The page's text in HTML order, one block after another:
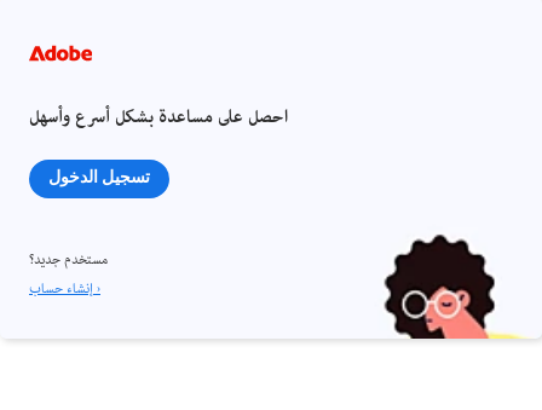
احصل على مساعدة بشكل أسرع وأسهل
تسجيل الدخول
مستخدم جديد؟
إنشاء حساب ›